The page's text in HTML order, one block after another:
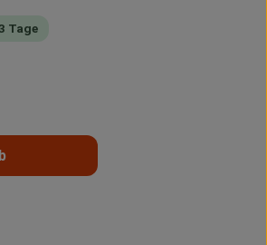
Tage
gewünschten Wert